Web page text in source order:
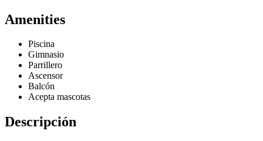
Amenities
Piscina
Gimnasio
Parrillero
Ascensor
Balcón
Acepta mascotas
Descripción